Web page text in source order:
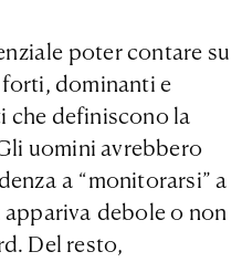
poter contare su
dominanti e
definiscono la
uomini avrebbero
a “monitorarsi” a
debole o non
Del resto,